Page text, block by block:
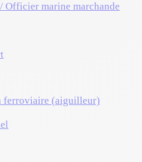
Officier marine marchande
ferroviaire (aiguilleur)